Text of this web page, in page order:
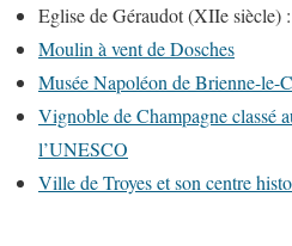
Eglise de Géraudot (XIIe siècle) :
Moulin à vent de Dosches
Musée Napoléon de Brienne-le-
Vignoble de Champagne classé
l’UNESCO
Ville de Troyes et son centre